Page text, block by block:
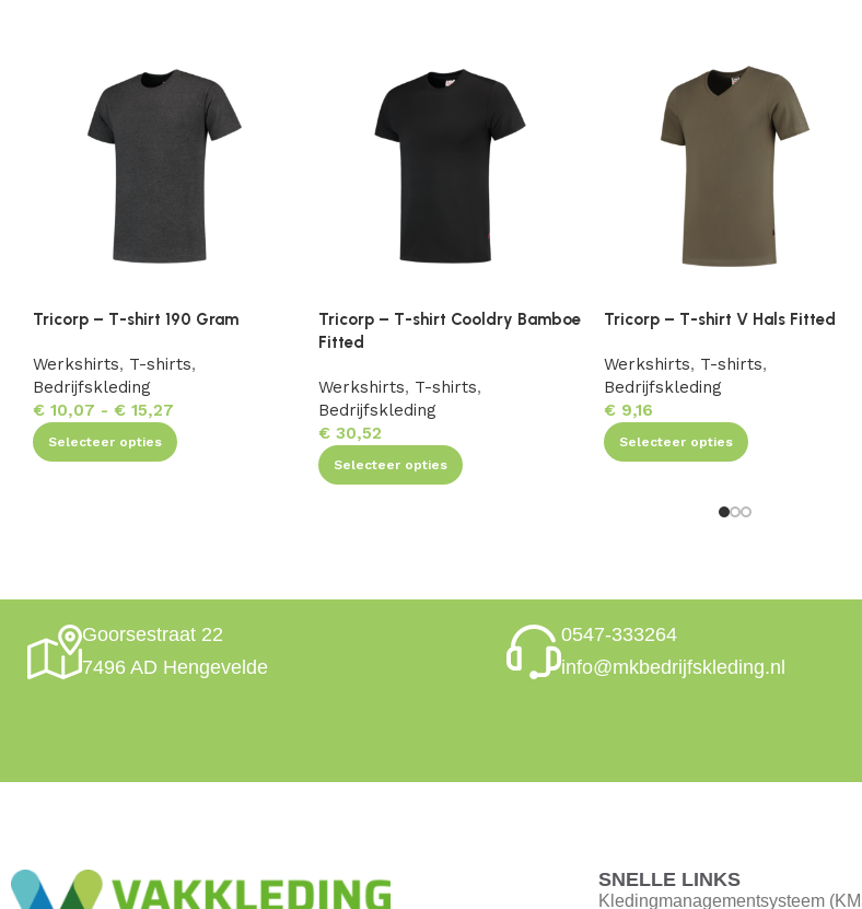
Tricorp – T-shirt 190 Gram
Werkshirts, T-shirts,
Bedrijfskleding
€ 10,07 - € 15,27
Selecteer opties
Tricorp – T-shirt Cooldry Bamboe
Fitted
Werkshirts, T-shirts,
Bedrijfskleding
€30,52
Selecteer opties
Tricorp – T-shirt V Hals Fitted
Werkshirts, T-shirts,
Bedrijfskleding
€9,16
Selecteer opties
Goorsestraat 22
7496 AD Hengevelde
0547-333264
info@mkbedrijfskleding.nl
SNELLE LINKS
Kledingmanagementsysteem